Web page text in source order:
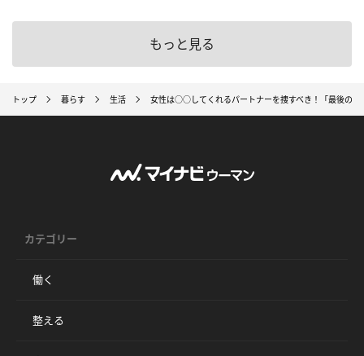
もっと見る
トップ 暮らす 生活 女性は○○してくれるパートナーを捜すべき！「最後の一
カテゴリー
働く
整える